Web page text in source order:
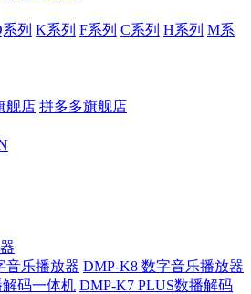
列 K系列 F系列 C系列 H系列 M系
舰店 拼多多旗舰店
音乐播放器 DMP-K8 数字音乐播放器
码一体机 DMP-K7 PLUS数播解码